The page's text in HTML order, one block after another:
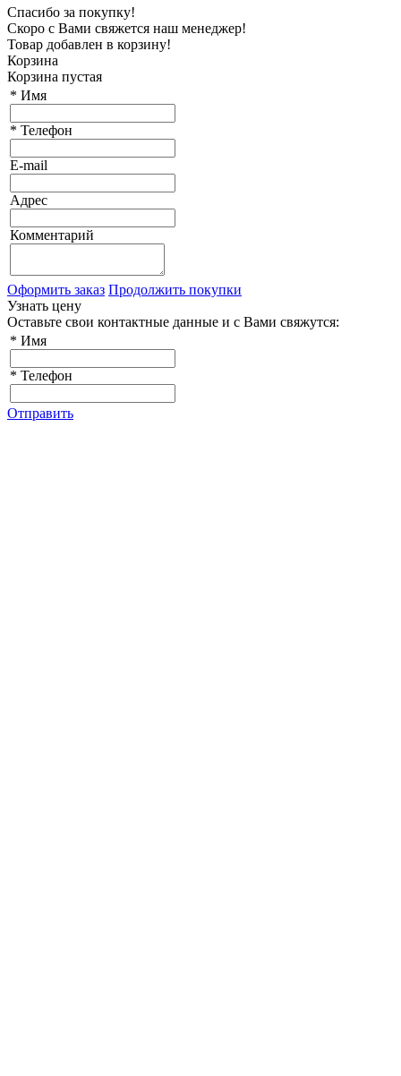
Спасибо за покупку!
Скоро с Вами свяжется наш менеджер!
Товар добавлен в корзину!
Корзина
Корзина пустая
* Имя
* Телефон
E-mail
Адрес
Комментарий
Оформить заказ Продолжить покупки
Узнать цену
Оставьте свои контактные данные и с Вами свяжутся:
* Имя
* Телефон
Отправить